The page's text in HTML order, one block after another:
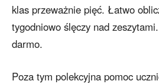
klas przeważnie pięć. Łatwo
tygodniowo ślęczy nad
darmo.
Poza tym polekcyjna pomoc